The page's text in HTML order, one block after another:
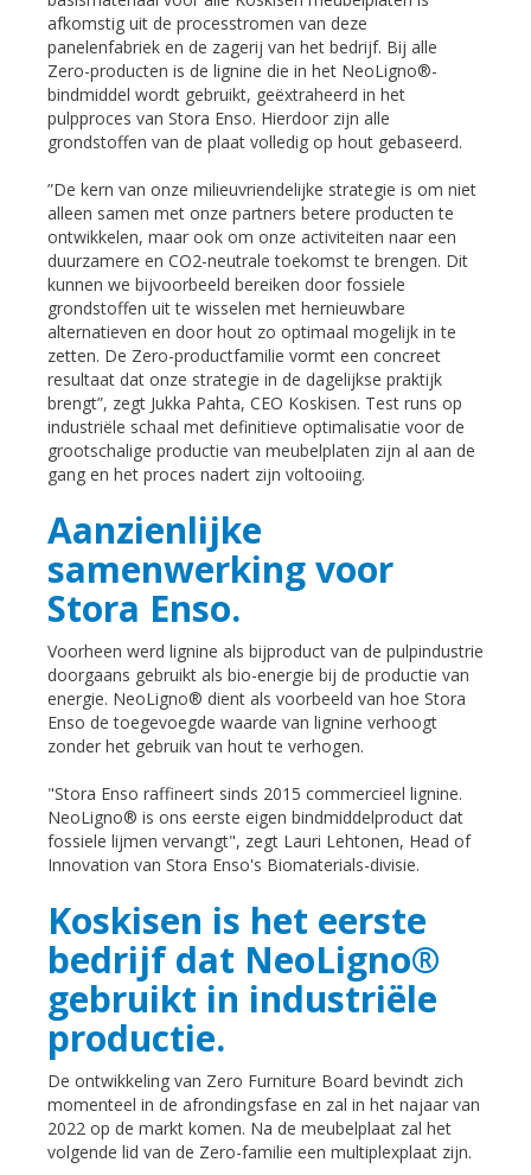
afkomstig uit de processtromen van deze
panelenfabriek en de zagerij van het bedrijf. Bij alle
Zero-producten is de lignine die in het NeoLigno®-
bindmiddel wordt gebruikt, geëxtraheerd in het
pulpproces van Stora Enso. Hierdoor zijn alle
grondstoffen van de plaat volledig op hout gebaseerd.
”De kern van onze milieuvriendelijke strategie is om niet
alleen samen met onze partners betere producten te
ontwikkelen, maar ook om onze activiteiten naar een
duurzamere en CO2-neutrale toekomst te brengen. Dit
kunnen we bijvoorbeeld bereiken door fossiele
grondstoffen uit te wisselen met hernieuwbare
alternatieven en door hout zo optimaal mogelijk in te
zetten. De Zero-productfamilie vormt een concreet
resultaat dat onze strategie in de dagelijkse praktijk
brengt”, zegt Jukka Pahta, CEO Koskisen. Test runs op
industriële schaal met definitieve optimalisatie voor de
grootschalige productie van meubelplaten zijn al aan de
gang en het proces nadert zijn voltooiing.
Aanzienlijke
samenwerking voor
Stora Enso.
Voorheen werd lignine als bijproduct van de pulpindustrie
doorgaans gebruikt als bio-energie bij de productie van
energie. NeoLigno® dient als voorbeeld van hoe Stora
Enso de toegevoegde waarde van lignine verhoogt
zonder het gebruik van hout te verhogen.
"Stora Enso raffineert sinds 2015 commercieel lignine.
NeoLigno® is ons eerste eigen bindmiddelproduct dat
fossiele lijmen vervangt", zegt Lauri Lehtonen, Head of
Innovation van Stora Enso's Biomaterials-divisie.
Koskisen is het eerste
bedrijf dat NeoLigno®
gebruikt in industriële
productie.
De ontwikkeling van Zero Furniture Board bevindt zich
momenteel in de afrondingsfase en zal in het najaar van
2022 op de markt komen. Na de meubelplaat zal het
volgende lid van de Zero-familie een multiplexplaat zijn.